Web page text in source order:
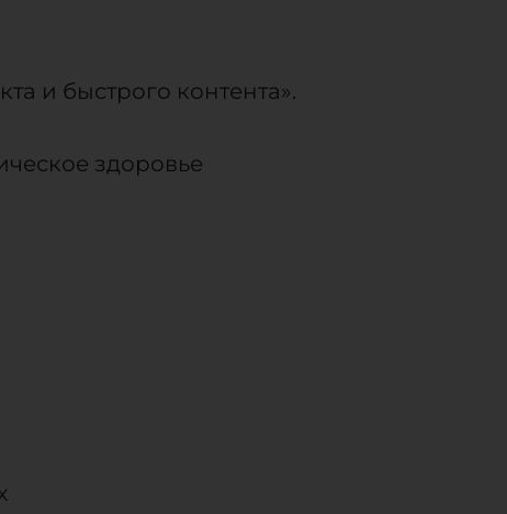
и быстрого контента».
здоровье